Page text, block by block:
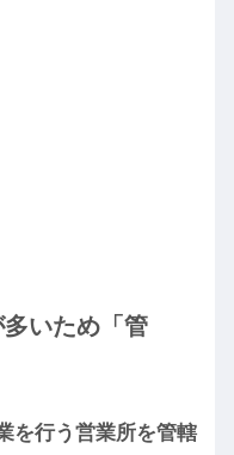
いため「管
を行う営業所を管轄